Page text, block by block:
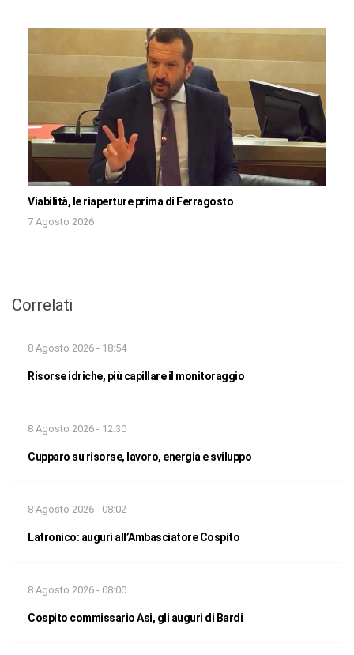
Viabilità, le riaperture prima di Ferragosto
7 Agosto 2026
Correlati
8 Agosto 2026 - 18:54
Risorse idriche, più capillare il monitoraggio
8 Agosto 2026 - 12:30
Cupparo su risorse, lavoro, energia e sviluppo
8 Agosto 2026 - 08:02
Latronico: auguri all’Ambasciatore Cospito
8 Agosto 2026 - 08:00
Cospito commissario Asi, gli auguri di Bardi